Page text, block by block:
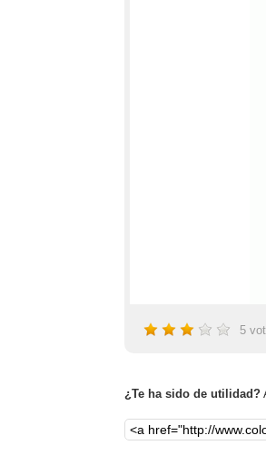
5
¿Te ha sido de utilidad?